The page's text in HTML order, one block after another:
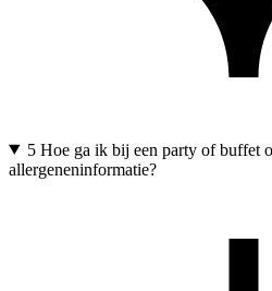
5Hoe ga ik bij een party of buffet
allergeneninformatie?